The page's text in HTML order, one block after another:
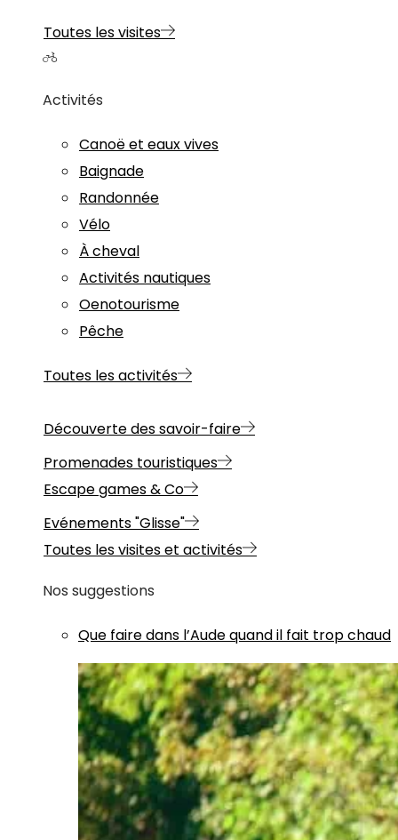
Toutes les visites
Activités
Canoë et eaux vives
Baignade
Randonnée
Vélo
À cheval
Activités nautiques
Oenotourisme
Pêche
Toutes les activités
Découverte des savoir-faire
Promenades touristiques
Escape games & Co
Evénements "Glisse"
Toutes les visites et activités
Nos suggestions
Que faire dans l’Aude quand il fait trop chaud